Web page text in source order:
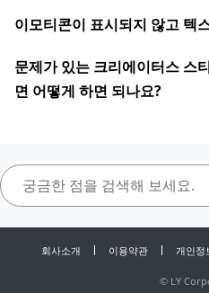
이모티콘이 표시되지 않고 텍
문제가 있는 크리에이터스 스
면 어떻게 하면 되나요?
회사소개 이용약관 개인정
© LY